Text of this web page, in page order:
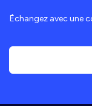
Échangez avec une